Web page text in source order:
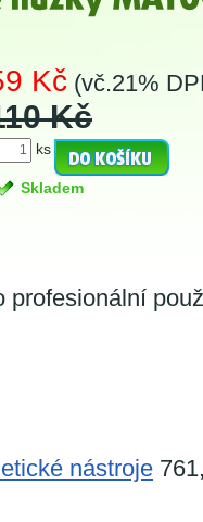
Kč (vč.21%
Kč
ks
Skladem
profesionální
nástroje